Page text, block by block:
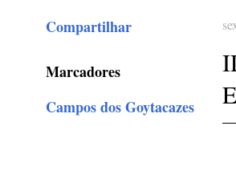
Compartilhar
Marcadores
Campos dos Goytacazes